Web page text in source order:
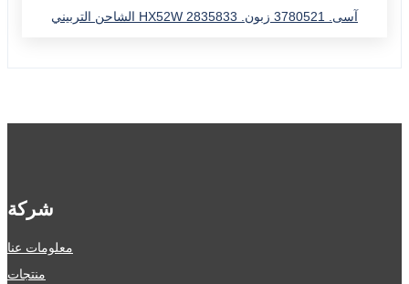
الشاحن التربيني HX52W آسى. 3780521 زبون. 2835833
شركة
معلومات عنا
منتجات